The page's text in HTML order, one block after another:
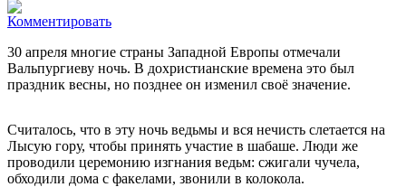
Комментировать
30 апреля многие страны Западной Европы отмечали
Вальпургиеву ночь. В дохристианские времена это был
праздник весны, но позднее он изменил своё значение.
Считалось, что в эту ночь ведьмы и вся нечисть слетается на
Лысую гору, чтобы принять участие в шабаше. Люди же
проводили церемонию изгнания ведьм: сжигали чучела,
обходили дома с факелами, звонили в колокола.